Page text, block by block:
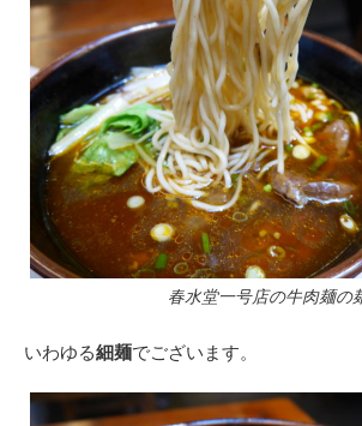
春水堂一号店の牛肉麺の
いわゆる細麺でございます。